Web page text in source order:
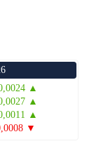
▲
▲
▲
▼